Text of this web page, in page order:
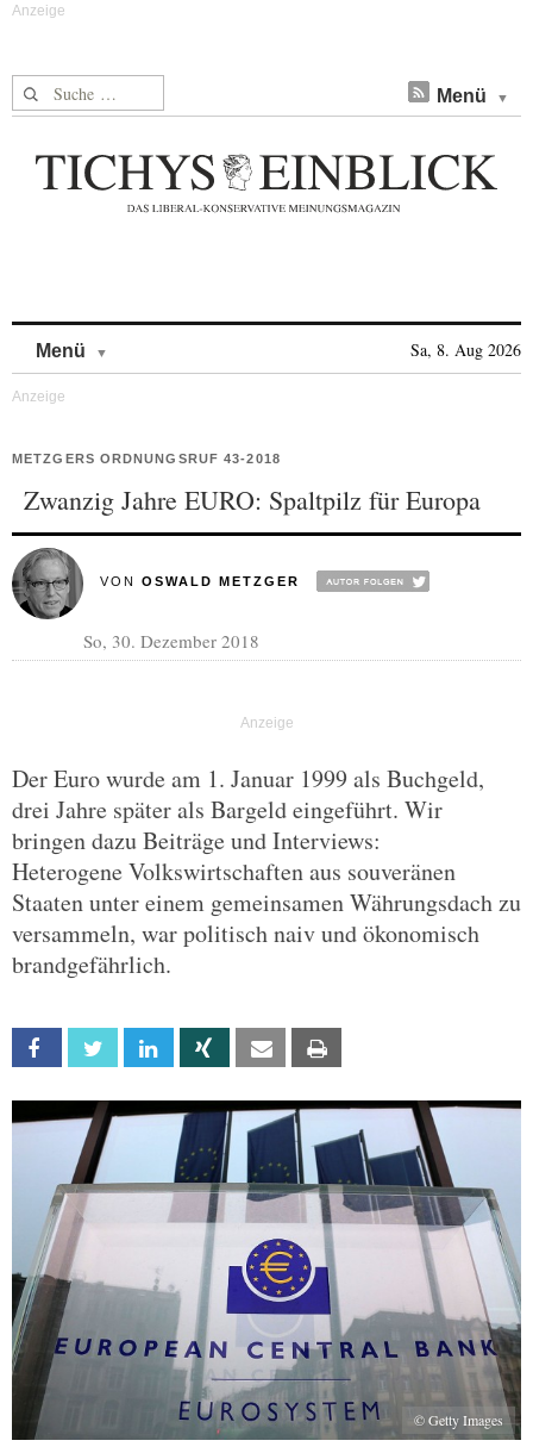
Suche nach: Menü
Menü Sa, 8. Aug 2026
METZGERS ORDNUNGSRUF 43-2018
Zwanzig Jahre EURO: Spaltpilz für Europa
VON OSWALD METZGER
So, 30. Dezember 2018
Der Euro wurde am 1. Januar 1999 als Buchgeld,
drei Jahre später als Bargeld eingeführt. Wir
bringen dazu Beiträge und Interviews:
Heterogene Volkswirtschaften aus souveränen
Staaten unter einem gemeinsamen Währungsdach zu
versammeln, war politisch naiv und ökonomisch
brandgefährlich.
Facebook Twitter Linkedin Xing Email
© Getty Images